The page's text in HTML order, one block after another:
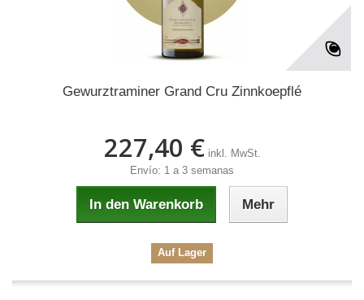
Gewurztraminer Grand Cru Zinnkoepflé
227,40 € inkl. MwSt.
Envío: 1 a 3 semanas
In den Warenkorb Mehr
Auf Lager